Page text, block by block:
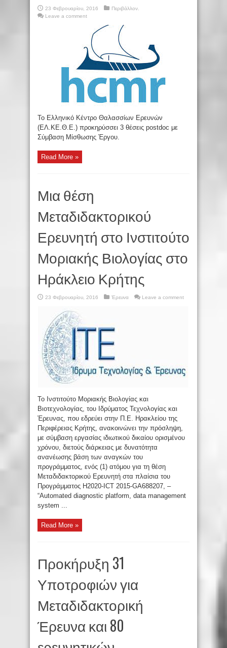
23 Φεβρουαρίου, 2016
Περιβάλλον.
Leave a comment
To Ελληνικό Κέντρο Θαλασσίων Ερευνών
(ΕΛ.ΚΕ.Θ.Ε.) προκηρύσσει 3 θέσεις postdoc με
Σύμβαση Μίσθωσης Έργου.
Read More »
Μια θέση
Μεταδιδακτορικού
Ερευνητή στο Ινστιτούτο
Μοριακής Βιολογίας στο
Ηράκλειο Κρήτης
23 Φεβρουαρίου, 2016 Έρευνα Leave a comment
Το Ινστιτούτο Μοριακής Βιολογίας και
Βιοτεχνολογίας, του Ιδρύματος Τεχνολογίας και
Έρευνας, που εδρεύει στην Π.Ε. Ηρακλείου της
Περιφέρειας Κρήτης, ανακοινώνει την πρόσληψη,
με σύμβαση εργασίας ιδιωτικού δικαίου ορισμένου
χρόνου, διετούς διάρκειας με δυνατότητα
ανανέωσης βάση των αναγκών του
προγράμματος, ενός (1) ατόμου για τη θέση
Μεταδιδακτορικού Ερευνητή στα πλαίσια του
Προγράμματος Η2020-ICT 2015-GA688207, –
“Automated diagnostic platform, data management
system ...
Read More »
Προκήρυξη 31
Υποτροφιών για
Μεταδιδακτορική
Έρευνα και 80